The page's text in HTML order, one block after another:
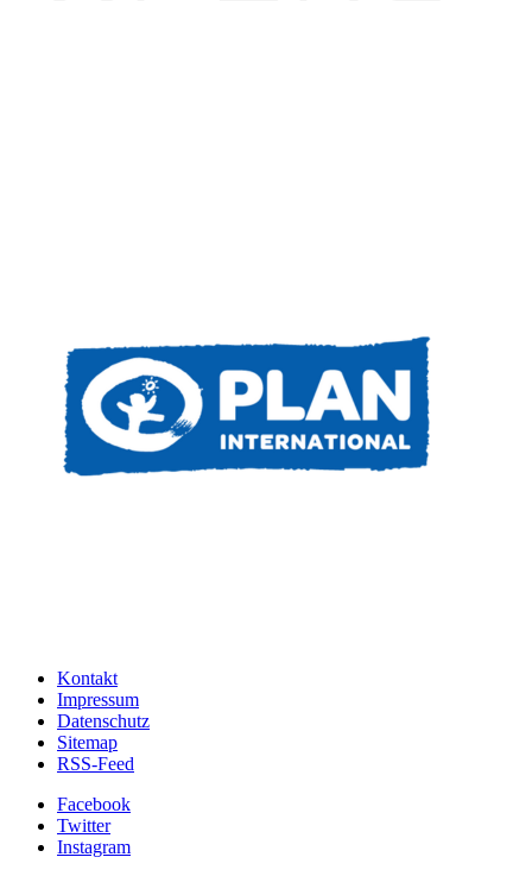
Kontakt
Impressum
Datenschutz
Sitemap
RSS-Feed
Facebook
Twitter
Instagram